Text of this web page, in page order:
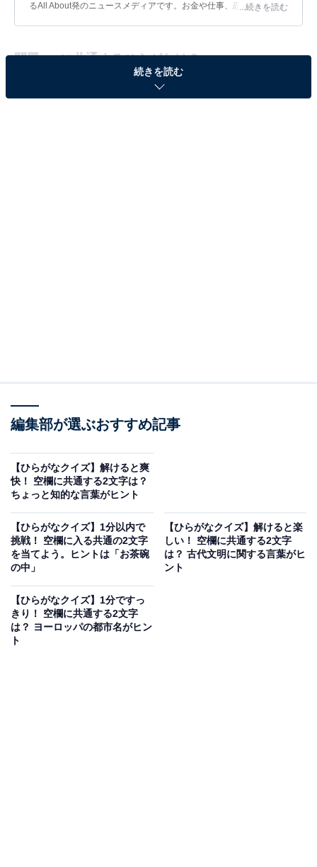
るAll About発のニュースメディアです。お金や仕事、恋愛、ITに関
...続きを読む
問題：□に共通するひらがなは？
お□□さま
ヒント：集団の中で中心となって立ち働く人、感謝の気
持ちを伝える際の丁寧なあいさつ、そして複数の手法を
てください。
続きを読む
編集部が選ぶおすすめ記事
【ひらがなクイズ】解けると爽
快！ 空欄に共通する2文字は？
ちょっと知的な言葉がヒント
【ひらがなクイズ】1分以内で
挑戦！ 空欄に入る共通の2文字
を当てよう。ヒントは「お茶碗
の中」
【ひらがなクイズ】解けると楽
しい！ 空欄に共通する2文字
は？ 古代文明に関する言葉がヒ
ント
【ひらがなクイズ】1分ですっ
きり！ 空欄に共通する2文字
は？ ヨーロッパの都市名がヒン
ト